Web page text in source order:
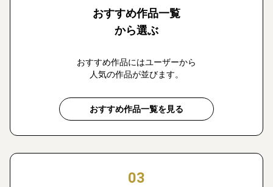
おすすめ作品一覧
から選ぶ
おすすめ作品にはユーザーから
人気の作品が並びます。
おすすめ作品一覧を見る
03